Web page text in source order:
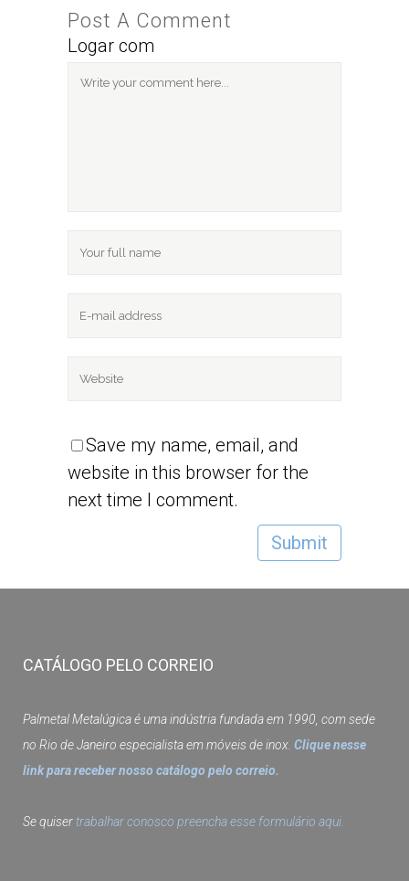
Post A Comment
Logar com
Save my name, email, and
website in this browser for the
next time I comment.
CATÁLOGO PELO CORREIO
Palmetal Metalúgica é uma indústria fundada em 1990, com sede
no Rio de Janeiro especialista em móveis de inox. Clique nesse
link para receber nosso catálogo pelo correio.
Se quisertrabalhar conosco preencha esse formulário aqui.